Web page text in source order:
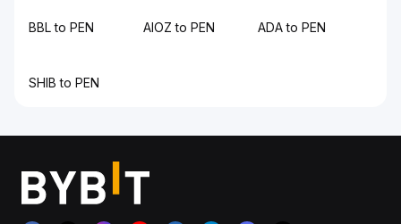
BBL to PEN AIOZ to PEN ADA to PEN
SHIB to PEN